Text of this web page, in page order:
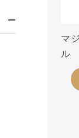
マ
ル